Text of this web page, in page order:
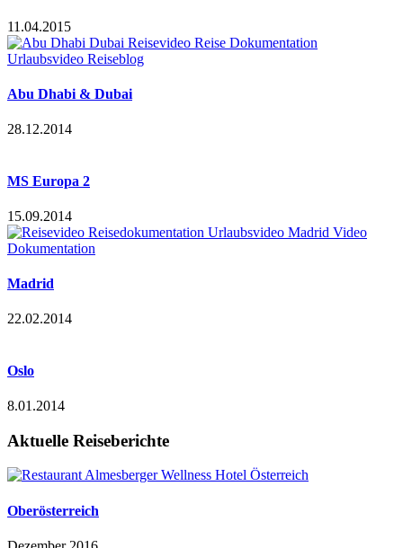
11.04.2015
Abu Dhabi & Dubai
28.12.2014
MS Europa 2
15.09.2014
Madrid
22.02.2014
Oslo
8.01.2014
Aktuelle Reiseberichte
Oberösterreich